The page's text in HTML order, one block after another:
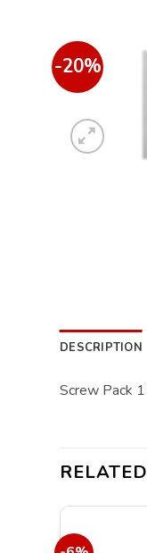
-20%
DESCRIPTION
Screw Pack